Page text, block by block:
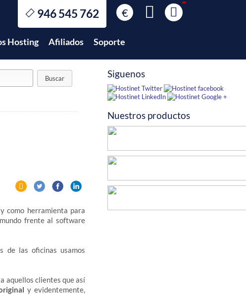
946 545 762
Hosting Afiliados Soporte
€
GBP
MXN
Siguenos
Nuestros productos
como herramienta para
frente al software
de las oficinas usamos
a aquellos clientes que así
y evidentemente,